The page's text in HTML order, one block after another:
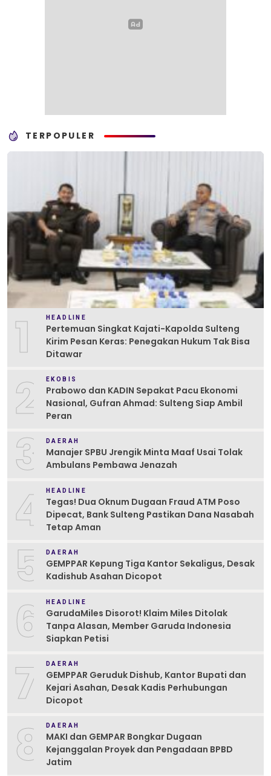
TERPOPULER
1 HEADLINE
Pertemuan Singkat Kajati-Kapolda Sulteng
Kirim Pesan Keras: Penegakan Hukum Tak Bisa
Ditawar
2 EKOBIS
Prabowo dan KADIN Sepakat Pacu Ekonomi
Nasional, Gufran Ahmad: Sulteng Siap Ambil
Peran
3 DAERAH
Manajer SPBU Jrengik Minta Maaf Usai Tolak
Ambulans Pembawa Jenazah
4 HEADLINE
Tegas! Dua Oknum Dugaan Fraud ATM Poso
Dipecat, Bank Sulteng Pastikan Dana Nasabah
Tetap Aman
5 DAERAH
GEMPPAR Kepung Tiga Kantor Sekaligus, Desak
Kadishub Asahan Dicopot
6 HEADLINE
GarudaMiles Disorot! Klaim Miles Ditolak
Tanpa Alasan, Member Garuda Indonesia
Siapkan Petisi
7 DAERAH
GEMPPAR Geruduk Dishub, Kantor Bupati dan
Kejari Asahan, Desak Kadis Perhubungan
Dicopot
8 DAERAH
MAKI dan GEMPAR Bongkar Dugaan
Kejanggalan Proyek dan Pengadaan BPBD
Jatim